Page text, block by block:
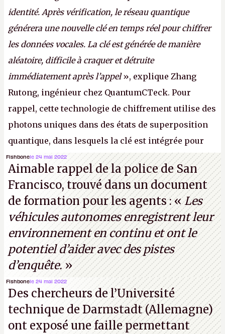
identité. Après vérification, le réseau quantique
générera une nouvelle clé en temps réel pour chiffrer
les données vocales. La clé est générée de manière
aléatoire, difficile à craquer et détruite
immédiatement après l’appel», explique Zhang
Rutong, ingénieur chez QuantumCTeck. Pour
rappel, cette technologie de chiffrement utilise des
photons uniques dans des états de superposition
quantique, dans lesquels la clé est intégrée pour
garantir une sécurité inconditionnelle entre des
parties distantes. Vous ne comprenez rien ? C’est
normal, ça fait toujours ça avec le quantique.
(Crédit photo : China Telecom)
Fishbonele 24 mai 2022
Aimable rappel de la police de San
Francisco, trouvé dans un document
de formation pour les agents : «Les
véhicules autonomes enregistrent leur
environnement en continu et ont le
potentiel d’aider avec des pistes
d’enquête.»
Fishbonele 24 mai 2022
Des chercheurs de l’Université
technique de Darmstadt (Allemagne)
ont exposé une faille permettant